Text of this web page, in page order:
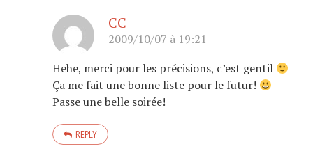
CC
2009/10/07 à 19:21
Hehe, merci pour les précisions, c’est gentil
Ça me fait une bonne liste pour le futur!
Passe une belle soirée!
REPLY